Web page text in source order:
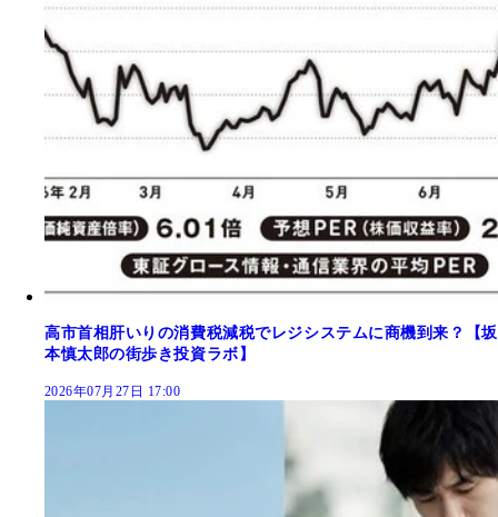
高市首相肝いりの消費税減税でレジシステムに商機到来？【坂
本慎太郎の街歩き投資ラボ】
2026年07月27日 17:00